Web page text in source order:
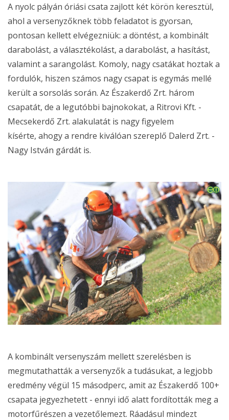
A nyolc pályán óriási csata zajlott két körön keresztül,
ahol a versenyzőknek több feladatot is gyorsan,
pontosan kellett elvégezniük: a döntést, a kombinált
darabolást, a választékolást, a darabolást, a hasítást,
valamint a sarangolást. Komoly, nagy csatákat hoztak a
fordulók, hiszen számos nagy csapat is egymás mellé
került a sorsolás során. Az Északerdő Zrt. három
csapatát, de a legutóbbi bajnokokat, a Ritrovi Kft. -
Mecsekerdő Zrt. alakulatát is nagy figyelem
kísérte, ahogy a rendre kiválóan szereplő Dalerd Zrt. -
Nagy István gárdát is.
A kombinált versenyszám mellett szerelésben is
megmutathatták a versenyzők a tudásukat, a legjobb
eredmény végül 15 másodperc, amit az Északerdő 100+
csapata jegyezhetett - ennyi idő alatt fordították meg a
motorfűrészen a vezetőlemezt. Ráadásul mindezt